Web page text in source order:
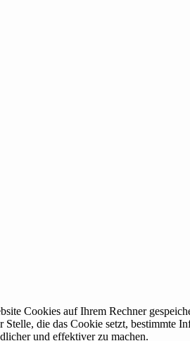
Cookies auf Ihrem Rechner
die das Cookie setzt,
und effektiver zu machen.